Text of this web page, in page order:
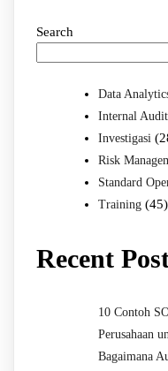
Search
Data
Internal Audit
Investigasi
Risk
Standard
Training (45)
Recent
10 Contoh
Perusahaan
Bagaimana